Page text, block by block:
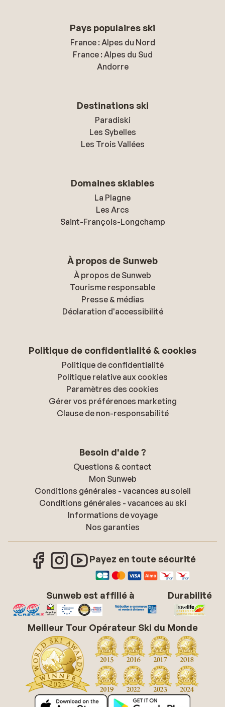
Pays populaires ski
France : Alpes du Nord
France : Alpes du Sud
Andorre
Destinations ski
Paradiski
Les Sybelles
Les Trois Vallées
Domaines skiables
La Plagne
Les Arcs
Saint-François-Longchamp
À propos de Sunweb
À propos de Sunweb
Tourisme responsable
Presse & médias
Déclaration d'accessibilité
Politique de confidentialité & cookies
Politique de confidentialité
Politique relative aux cookies
Paramètres des cookies
Gérer vos préférences marketing
Clause de non-responsabilité
Besoin d'aide ?
Questions & contact
Mon Sunweb
Conditions générales - vacances au soleil
Conditions générales - vacances au ski
Informations de voyage
Nos garanties
Payez en toute sécurité
Sunweb est affilié à Durabilité
Meilleur Tour Opérateur Ski du Monde